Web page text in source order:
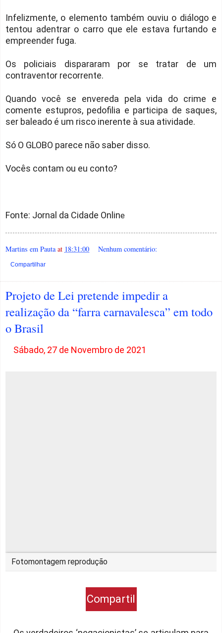
Infelizmente, o elemento também ouviu o diálogo e
tentou adentrar o carro que ele estava furtando e
empreender fuga.
Os policiais dispararam por se tratar de um
contraventor recorrente.
Quando você se envereda pela vida do crime e
comente estupros, pedofilia e participa de saques,
ser baleado é um risco inerente à sua atividade.
Só O GLOBO parece não saber disso.
Vocês contam ou eu conto?
Fonte: Jornal da Cidade Online
Martins em Pauta at 18:31:00 Nenhum comentário:
Compartilhar
Projeto de Lei pretende impedir a
realização da “farra carnavalesca” em todo
o Brasil
Sábado, 27 de Novembro de 2021
Fotomontagem reprodução
Compartil